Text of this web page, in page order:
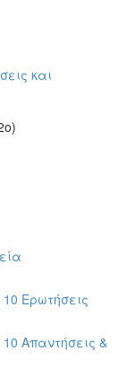
και
Ερωτήσεις
Απαντήσεις &